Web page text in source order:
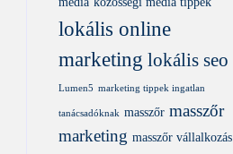
lokális online
marketing lokális seo
Lumen5 marketing tippek ingatlan
tanácsadóknak masszőr masszőr
marketing masszőr vállalkozás